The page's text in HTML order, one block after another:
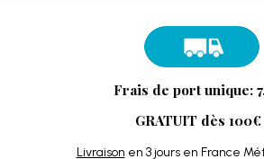
Frais de port unique:
GRATUIT dès 100€
Livraison en 3 jours en France